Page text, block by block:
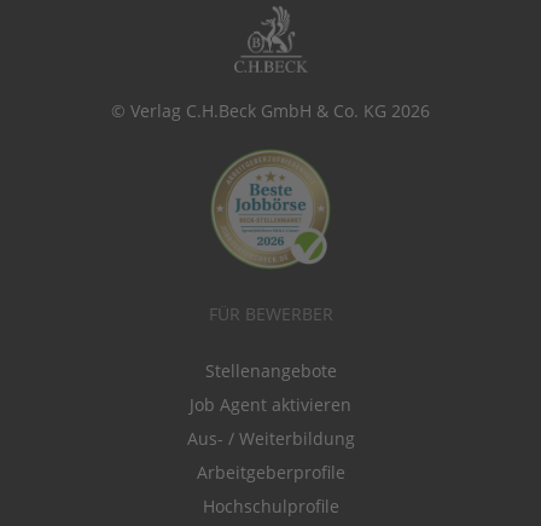
© Verlag C.H.Beck GmbH & Co. KG 2026
FÜR BEWERBER
Stellenangebote
Job Agent aktivieren
Aus- / Weiterbildung
Arbeitgeberprofile
Hochschulprofile